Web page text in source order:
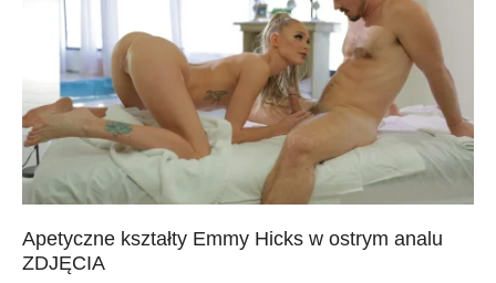
Apetyczne kształty Emmy Hicks w ostrym analu
ZDJĘCIA